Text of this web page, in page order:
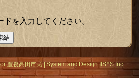
ドを入力してください。
豊後高田市民|Systemand Design:IISYS Inc.